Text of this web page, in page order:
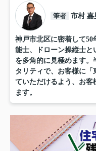
筆者 市村 嘉
神戸市北区に密着して
能士、ドローン操縦士と
を多角的に見極めます。
タリティで、お客様に
ていただけるよう、お客
ます。